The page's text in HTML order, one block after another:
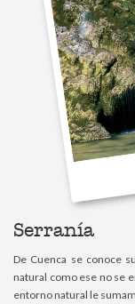
Serranía
De Cuenca se conoce
natural como ese no se
entorno natural le